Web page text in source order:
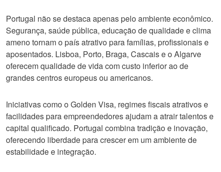
Portugal não se destaca apenas pelo ambiente econômico.
Segurança, saúde pública, educação de qualidade e clima
ameno tornam o país atrativo para famílias, profissionais e
aposentados. Lisboa, Porto, Braga, Cascais e o Algarve
oferecem qualidade de vida com custo inferior ao de
grandes centros europeus ou americanos.
Iniciativas como o Golden Visa, regimes fiscais atrativos e
facilidades para empreendedores ajudam a atrair talentos e
capital qualificado. Portugal combina tradição e inovação,
oferecendo liberdade para crescer em um ambiente de
estabilidade e integração.